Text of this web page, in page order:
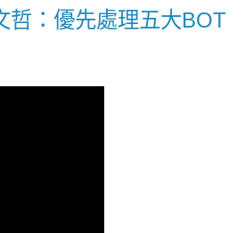
哲：優先處理五大BOT